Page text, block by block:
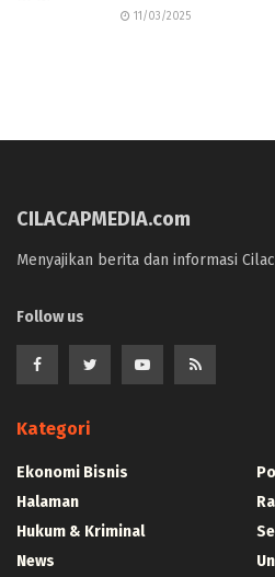
11/03/2025
CILACAPMEDIA.com
Menyajikan berita dan informasi
Follow us
Kategori
Ekonomi Bisnis
Halaman
Hukum & Kriminal
News